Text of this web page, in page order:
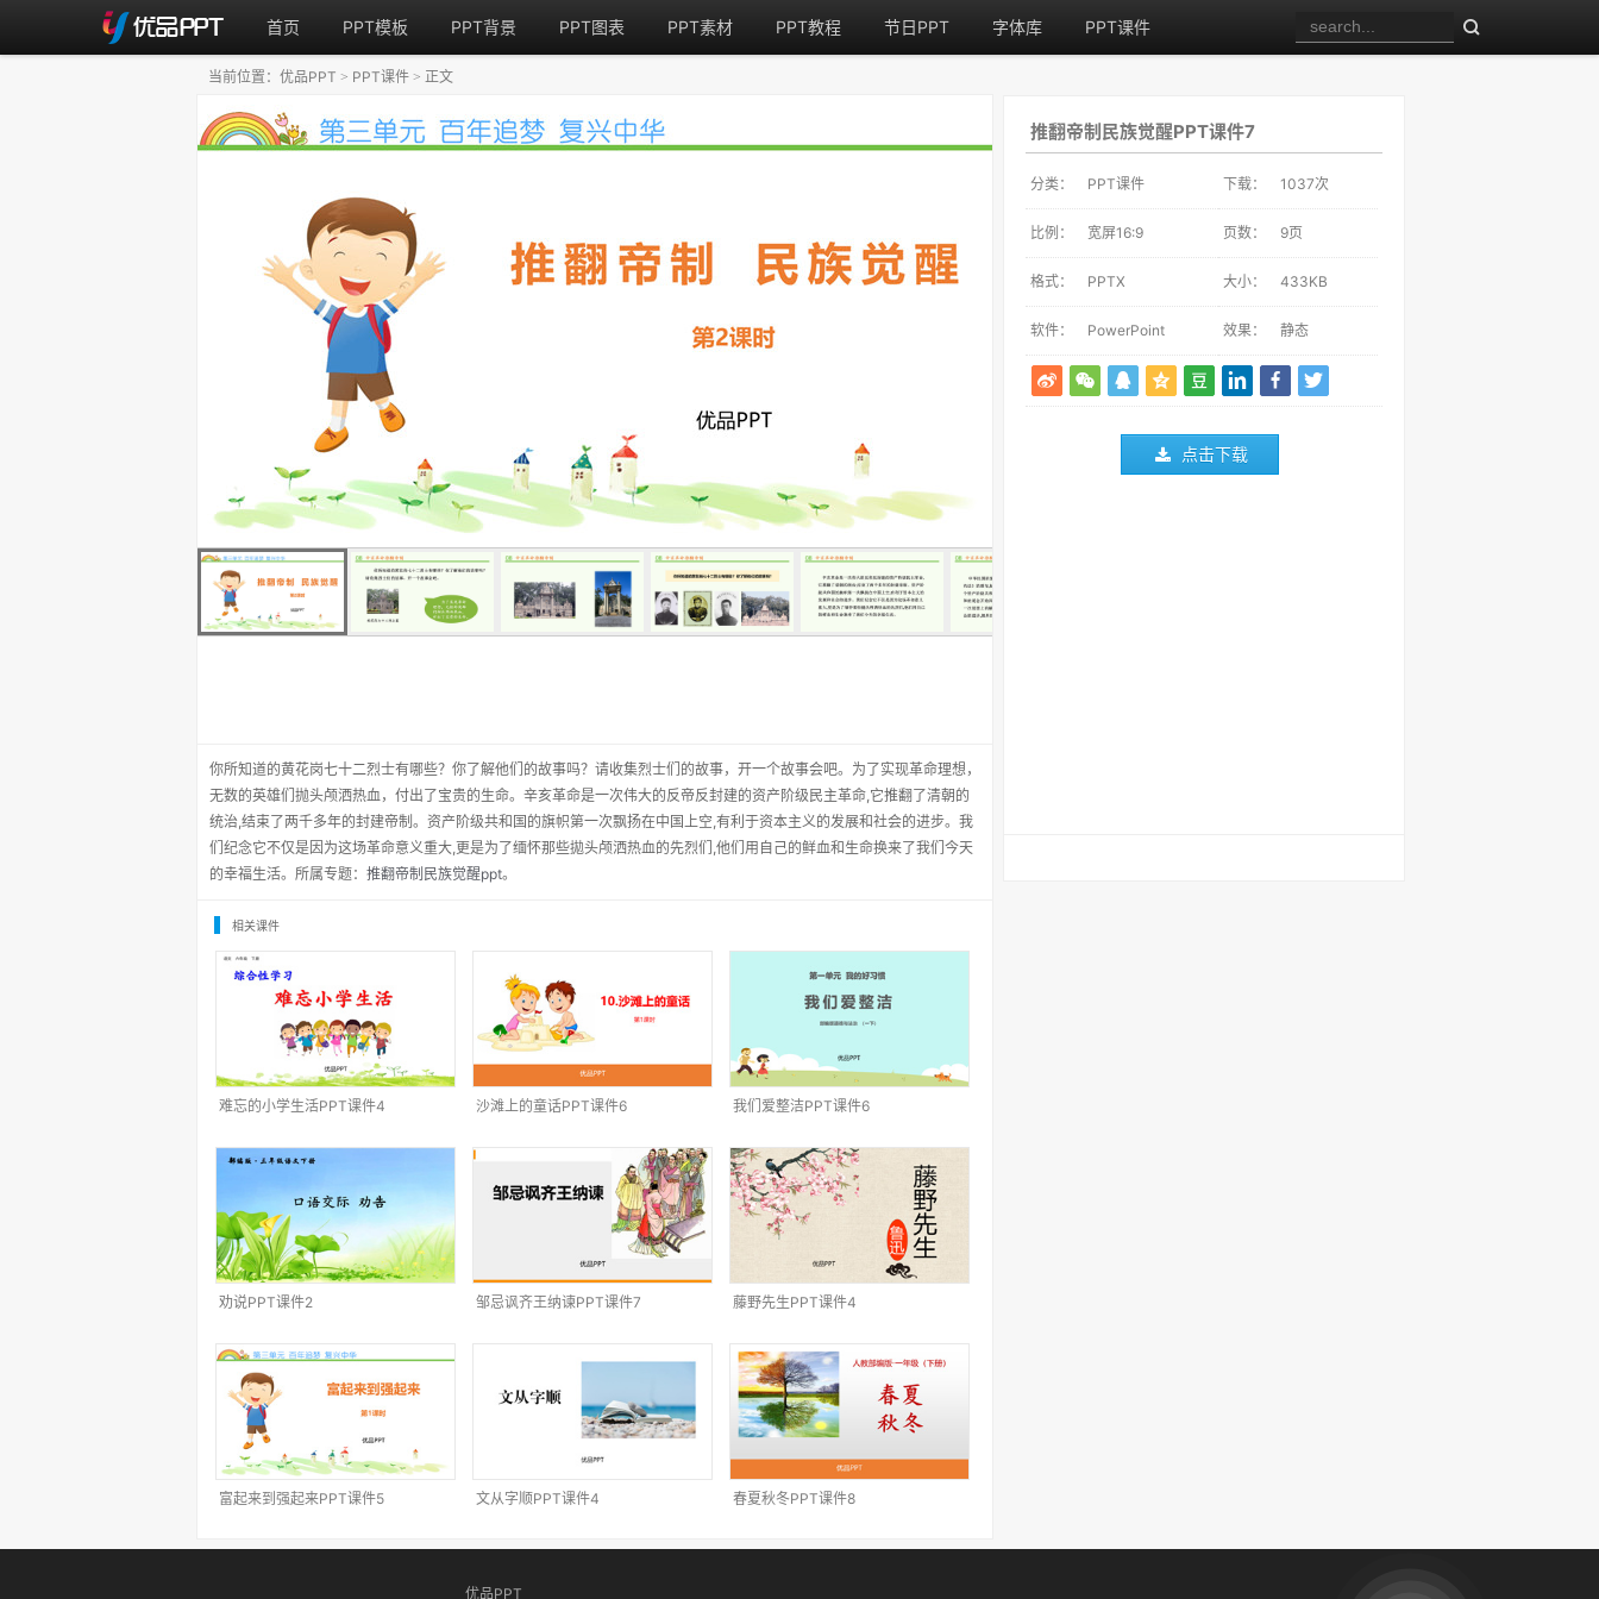
首页 PPT模板 PPT背景 PPT图表 PPT素材 PPT教程 节日PPT 字体库 PPT课件
推翻帝制民族觉醒PPT课件7
分类： PPT课件 下载： 1037次
比例： 宽屏16:9 页数： 9页
格式： PPTX 大小： 433KB
软件： PowerPoint 效果： 静态
点击下载
你所知道的黄花岗七十二烈士有哪些？你了解他们的故事吗？请收集烈士们的故事，开一个故事会吧。为了实现革命理想，
无数的英雄们抛头颅洒热血，付出了宝贵的生命。辛亥革命是一次伟大的反帝反封建的资产阶级民主革命,它推翻了清朝的
统治,结束了两千多年的封建帝制。资产阶级共和国的旗帜第一次飘扬在中国上空,有利于资本主义的发展和社会的进步。我
们纪念它不仅是因为这场革命意义重大,更是为了缅怀那些拋头颅洒热血的先烈们,他们用自己的鲜血和生命换来了我们今天
的幸福生活。所属专题： 推翻帝制民族觉醒ppt。
当前位置： 优品PPT > PPT课件 > 正文
相关课件
难忘的小学生活PPT课件4 沙滩上的童话PPT课件6 我们爱整洁PPT课件6
劝说PPT课件2 邹忌讽齐王纳谏PPT课件7 藤野先生PPT课件4
富起来到强起来PPT课件5 文从字顺PPT课件4 春夏秋冬PPT课件8
优品PPT